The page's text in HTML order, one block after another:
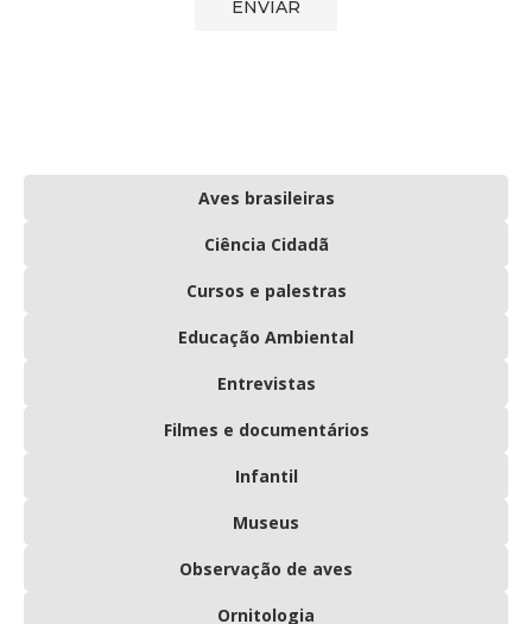
Aves brasileiras
Ciência Cidadã
Cursos e palestras
Educação Ambiental
Entrevistas
Filmes e documentários
Infantil
Museus
Observação de aves
Ornitologia